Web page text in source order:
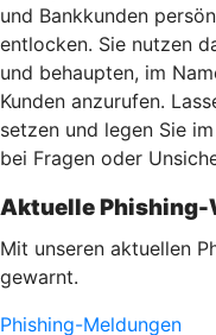
und Bankkunden
entlocken. Sie nutzen
und behaupten, im
Kunden anzurufen.
setzen und legen Sie
bei Fragen oder
Aktuelle Phishing-
Mit unseren aktuellen
gewarnt.
Phishing-Meldungen